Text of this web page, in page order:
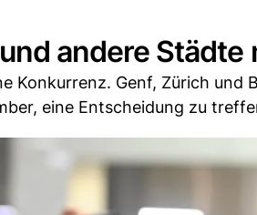
andere
Konkurrenz. Genf, Zürich und
eine Entscheidung zu